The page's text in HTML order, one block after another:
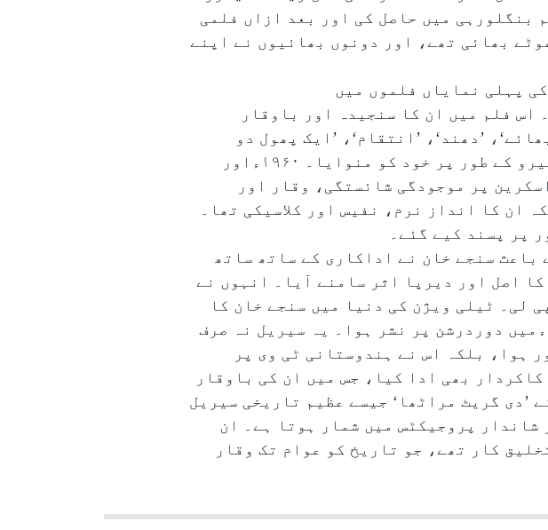
بنگلورہی میں حاصل کی اور بعد ازاں فلمی
بھائی تھے، اور دونوں بھائیوں نے اپنے
دہائی میں کیا۔ ان کی پہلی نمایاں فلموں میں
تھی۔ اس فلم میں ان کا سنجیدہ اور باوقار
’دھند‘، ’انتقام‘، ’ایک پھول دو
مالی‘، ’نواب صاحب‘ جیسی فلموں میں انہوں نے رومانوی اور سنجیدہ ہیرو کے طور پر خود کو منوایا۔ ۱۹۶۰ءاور
پر موجودگی شائستگی، وقار اور
ان کا انداز نرم، نفیس اور کلاسیکی تھا۔
پر پسند کیے گئے۔
سنجے خان نے اداکاری کے ساتھ ساتھ
اصل اور دیرپا اثر سامنے آیا۔ انہوں نے
لی۔ ٹیلی ویژن کی دنیا میں سنجے خان کا
سب سے بڑا اور یادگار کارنامہ’ دی سورڈ آف ٹیپو سلطان‘ہے، جو ۱۹۹۰ءمیں دوردرشن پر نشر ہوا۔ یہ سیریل نہ صرف
ہوا، بلکہ اس نے ہندوستانی ٹی وی پر
بھی ادا کیا، جس میں ان کی باوقار
’دی گریٹ مراٹھا‘ جیسے عظیم تاریخی سیریل
پروجیکٹس میں شمار ہوتا ہے۔ ان
کار تھے، جو تاریخ کو عوام تک وقار